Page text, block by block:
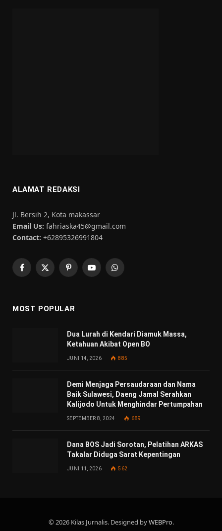
ALAMAT REDAKSI
Jl. Bersih 2, Kota makassar
Email Us: fahriaska45@gmail.com
Contact: +62895326991804
Facebook
X
PinterestYouTubeWhatsApp
MOST POPULAR
Dua Lurah di Kendari Diamuk Massa,
Ketahuan Akibat Open BO
JUNI 14, 2026 885
Demi Menjaga Persaudaraan dan Nama
Baik Sulawesi, Daeng Jamal Serahkan
Kalijodo Untuk Menghindar Pertumpahan
SEPTEMBER 8, 2024 689
Dana BOS Jadi Sorotan, Pelatihan ARKAS
Takalar Diduga Sarat Kepentingan
JUNI 11, 2026 562
© 2026 Kilas Jurnalis. Designed byWEBPro.